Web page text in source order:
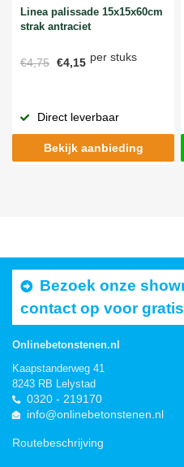
Linea palissade 15x15x60cm
strak antraciet
€4,75 €4,15 per stuks
Direct leverbaar
Bekijk aanbieding
Bezoek onze
contact op voor
Onlinebetonstenen.nl
Kaapstanderweg 41
8243 RB Lelystad
0320 - 219170
info@onlinebetonstenen.nl
Routebeschrijving